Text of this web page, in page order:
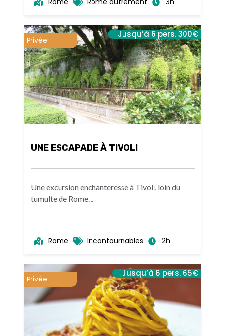
Rome Rome autrement 3h
Jusqu’à 6 pers. 300€
Privée
UNE ESCAPADE À TIVOLI
Une excursion enchanteresse à Tivoli, loin du
tumulte de Rome…
Rome Incontournables 2h
Jusqu’à 6 pers. 65€
Privée